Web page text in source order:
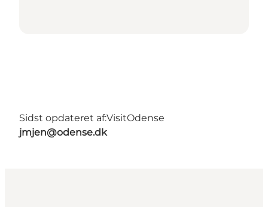
Sidst opdateret af:VisitOdense
jmjen@odense.dk